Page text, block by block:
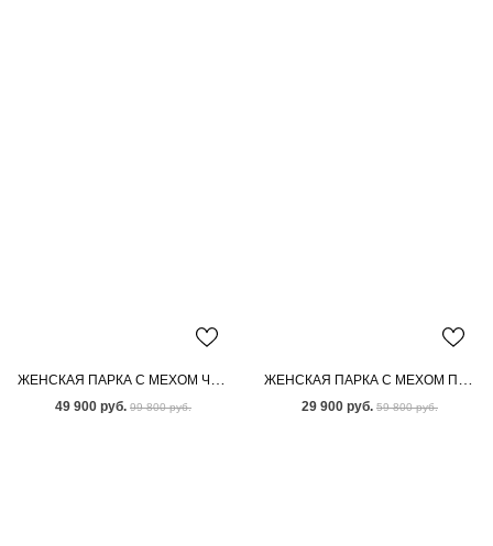
ЖЕНСКАЯ ПАРКА С МЕХОМ ЧЕРНОБУРКИ
49 900 руб. 99 800 руб.
ЖЕНСКАЯ ПАРКА С МЕХОМ ПЕСЦА
29 900 руб. 59 800 руб.